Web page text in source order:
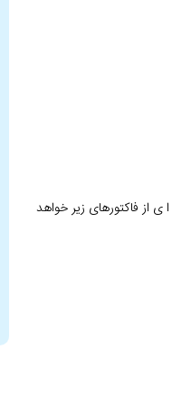
از فاکتورهای زیر خواهد